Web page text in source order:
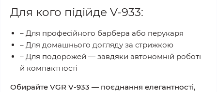
Для кого підійде V-933:
– Для професійного барбера або перукаря
– Для домашнього догляду за стрижкою
– Для подорожей — завдяки автономній роботі
й компактності
Обирайте VGR V-933 — поєднання елегантності,